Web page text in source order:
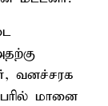
வனச்சரக
மானை